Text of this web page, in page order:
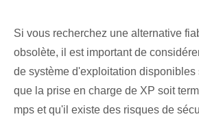
Si vous recherchez une alternative
obsolète, il est important de
de système d'exploitation disponibles
que la prise en charge de XP soit
mps et qu'il existe des risques de